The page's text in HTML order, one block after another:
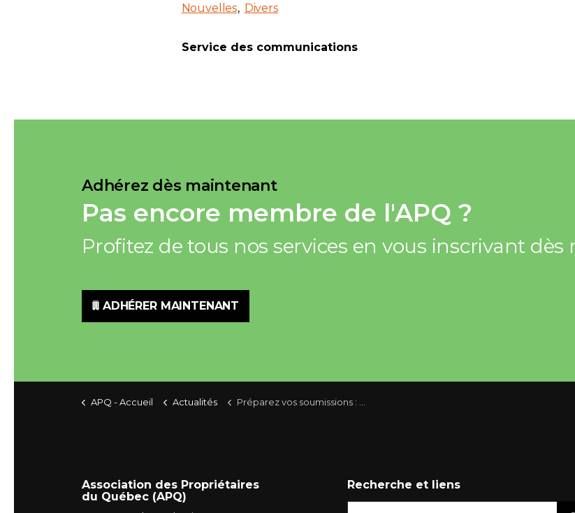
Nouvelles
Divers
Service des communications
Adhérez dès maintenant
Pas encore membre de l'APQ ?
Profitez de tous nos services en vous inscrivant
ADHÉRER MAINTENANT
APQ - Accueil Actualités Préparez vos soumissions : L’hiver va finir par laisser place au printemps!
Association des Propriétaires
du Québec (APQ)
Recherche et liens